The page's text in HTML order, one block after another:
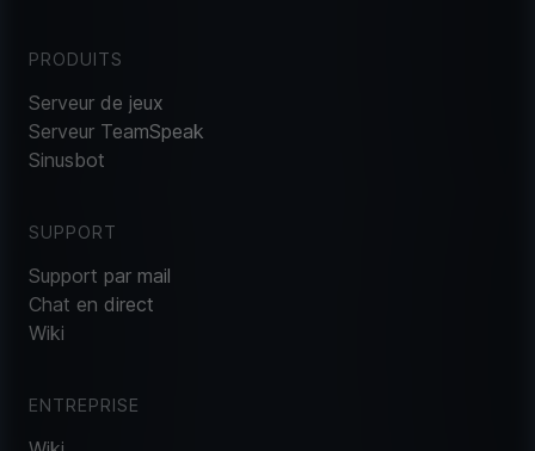
PRODUITS
Serveur de jeux
Serveur TeamSpeak
Sinusbot
SUPPORT
Support par mail
Chat en direct
Wiki
ENTREPRISE